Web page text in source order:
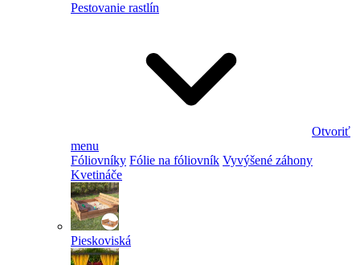
Pestovanie rastlín
Otvoriť
menu
Fóliovníky Fólie na fóliovník Vyvýšené záhony
Kvetináče
Pieskoviská